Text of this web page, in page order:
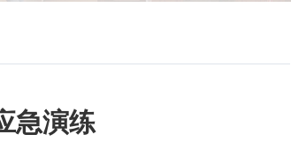
急演练